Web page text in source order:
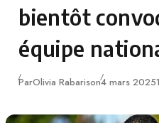
bientôt
équipe
ParOlivia RabarisonPublié
4 mars 2025